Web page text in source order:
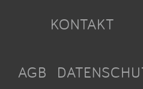
KONTAKT
AGB